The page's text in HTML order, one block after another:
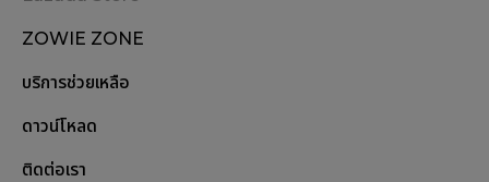
ZOWIE ZONE
บริการช่วยเหลือ
ดาวน์โหลด
ติดต่อเรา